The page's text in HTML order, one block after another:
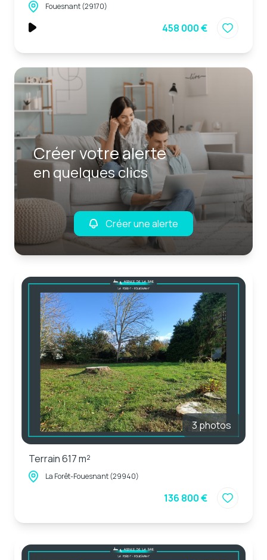
Fouesnant (29170)
458 000 €
Créer votre alerte
en quelques clics
Créer une alerte
3 photos
Terrain 617 m²
La Forêt-Fouesnant (29940)
136 800 €